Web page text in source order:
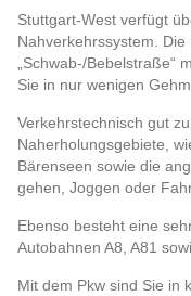
Stuttgart-West verfügt
Nahverkehrssystem.
„Schwab-/Bebelstraße“
Sie in nur wenigen
Verkehrstechnisch gut
Naherholungsgebiete,
Bärenseen sowie die
gehen, Joggen oder
Ebenso besteht eine
Autobahnen A8, A81
Mit dem Pkw sind Sie in